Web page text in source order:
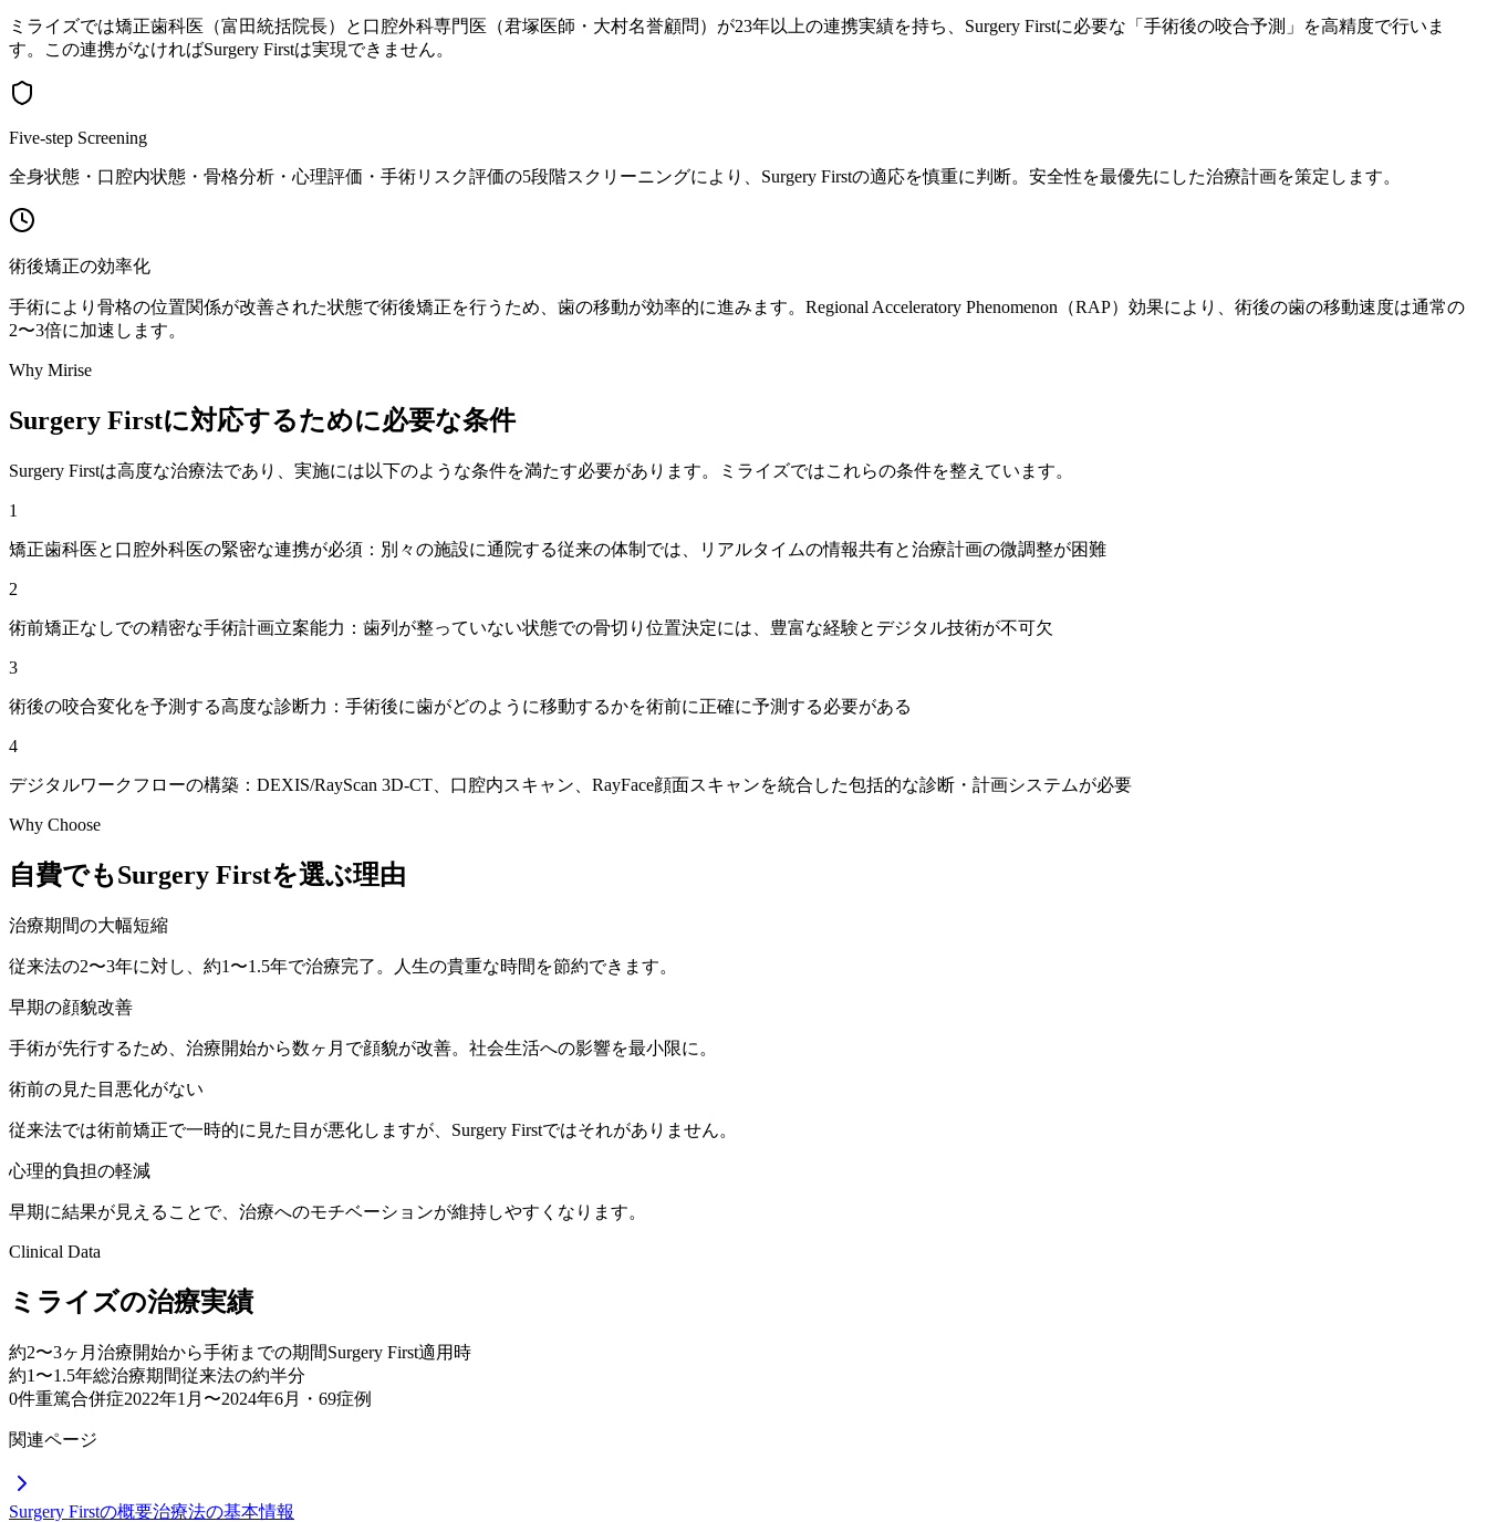
ミライズでは矯正歯科医（富田統括院長）と口腔外科専門医（君塚医師・大村名誉顧問）が23年以上の連携実績を持ち、Surgery Firstに必要な「手術後の咬合予測」を高精度で行いま
す。この連携がなければSurgery Firstは実現できません。
Five-step Screening
全身状態・口腔内状態・骨格分析・心理評価・手術リスク評価の5段階スクリーニングにより、Surgery Firstの適応を慎重に判断。安全性を最優先にした治療計画を策定します。
術後矯正の効率化
手術により骨格の位置関係が改善された状態で術後矯正を行うため、歯の移動が効率的に進みます。Regional Acceleratory Phenomenon（RAP）効果により、術後の歯の移動速度は通常の
2〜3倍に加速します。
Why Mirise
Surgery Firstに対応するために必要な条件
Surgery Firstは高度な治療法であり、実施には以下のような条件を満たす必要があります。ミライズではこれらの条件を整えています。
1
矯正歯科医と口腔外科医の緊密な連携が必須：別々の施設に通院する従来の体制では、リアルタイムの情報共有と治療計画の微調整が困難
2
術前矯正なしでの精密な手術計画立案能力：歯列が整っていない状態での骨切り位置決定には、豊富な経験とデジタル技術が不可欠
3
術後の咬合変化を予測する高度な診断力：手術後に歯がどのように移動するかを術前に正確に予測する必要がある
4
デジタルワークフローの構築：DEXIS/RayScan 3D-CT、口腔内スキャン、RayFace顔面スキャンを統合した包括的な診断・計画システムが必要
Why Choose
自費でもSurgery Firstを選ぶ理由
治療期間の大幅短縮
従来法の2〜3年に対し、約1〜1.5年で治療完了。人生の貴重な時間を節約できます。
早期の顔貌改善
手術が先行するため、治療開始から数ヶ月で顔貌が改善。社会生活への影響を最小限に。
術前の見た目悪化がない
従来法では術前矯正で一時的に見た目が悪化しますが、Surgery Firstではそれがありません。
心理的負担の軽減
早期に結果が見えることで、治療へのモチベーションが維持しやすくなります。
Clinical Data
ミライズの治療実績
約2〜3ヶ月 治療開始から手術までの期間Surgery First適用時
約1〜1.5年総治療期間従来法の約半分
0件重篤合併症2022年1月〜2024年6月・69症例
関連ページ
Surgery Firstの概要治療法の基本情報